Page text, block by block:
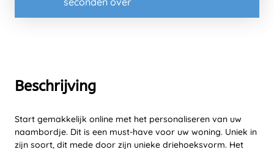
Beschrijving
Start gemakkelijk online met het personaliseren van uw
naambordje. Dit is een must-have voor uw woning. Uniek in
zijn soort, dit mede door zijn unieke driehoeksvorm. Het